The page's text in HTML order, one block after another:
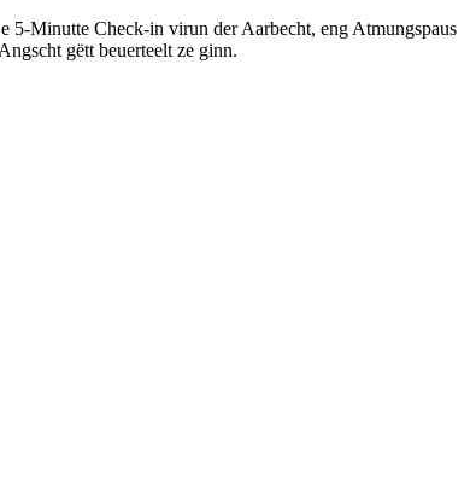
Minutte Check-in virun der Aarbecht, eng Atmungspaus
gëtt beuerteelt ze ginn.